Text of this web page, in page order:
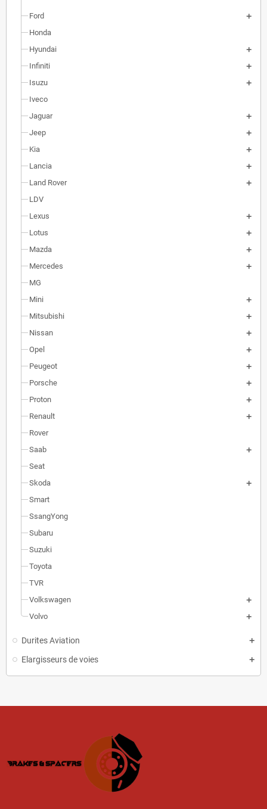
Ford
Honda
Hyundai
Infiniti
Isuzu
Iveco
Jaguar
Jeep
Kia
Lancia
Land Rover
LDV
Lexus
Lotus
Mazda
Mercedes
MG
Mini
Mitsubishi
Nissan
Opel
Peugeot
Porsche
Proton
Renault
Rover
Saab
Seat
Skoda
Smart
SsangYong
Subaru
Suzuki
Toyota
TVR
Volkswagen
Volvo
Durites Aviation
Elargisseurs de voies